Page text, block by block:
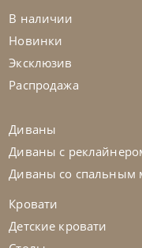
Кровать с
В наличии
Новинки
Эксклюзив
Распродажа
Диваны
Диваны с
Диваны со спальным
Кровати
Детские кровати